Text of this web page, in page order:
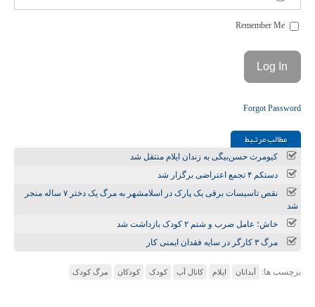
Forgot Password
مطالب مرتـبط
کیومرث حسن‌بیگی به زندان ایلام منتقل شد
دستکم ۴ تجمع اعتراضی برگزار شد
نقص تاسیسات برقی یک پارک در اسلامشهر به مرگ یک دختر ۷ ساله منجر
شد
خاش؛ عامل ضرب و شتم ۲ کودک بازداشت شد
مرگ ۳ کارگر در سایه فقدان ایمنی کار
برچسب ها: آبدانان ایلام کانال آب کودک کودکان مرگ کودک